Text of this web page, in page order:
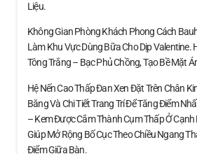
Liệu.
Không Gian Phòng Khách Phong Cách
Làm Khu Vực Dùng Bữa Cho Dịp Valentine.
Tông Trắng – Bạc Phủ Chồng, Tạo Bề Mặt
Hệ Nến Cao Thấp Đan Xen Đặt Trên Chân
Băng Và Chi Tiết Trang Trí Để Tăng Điểm
– Kem Được Cắm Thành Cụm Thấp Ở Cạnh
Giúp Mở Rộng Bố Cục Theo Chiều Ngang
Điểm Giữa Bàn.